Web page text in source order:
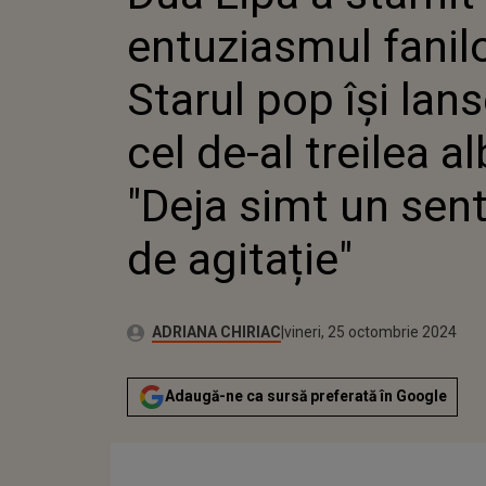
ÎȘI
AL
"DEJA
entuziasmul
Starul pop își
cel de-al treilea
"Deja simt un
de agitație"
Autor:ADRIANA CHIRIACPublicat:
miercuri, 25 octombrie 2023
Actualizat:
vineri, 25 octombrie 2024
Adaugă-ne ca sursă preferată în Google